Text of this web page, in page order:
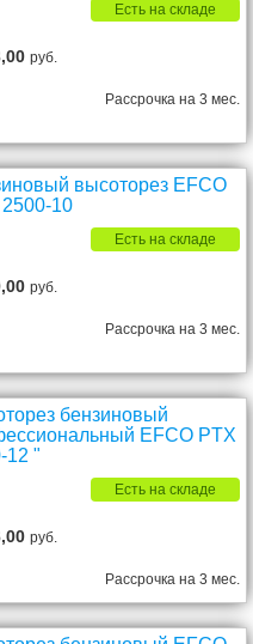
Есть на складе
руб.
Рассрочка на 3 мес.
высоторез EFCO
10
Есть на складе
руб.
Рассрочка на 3 мес.
бензиновый
EFCO PTX
12 "
Есть на складе
руб.
Рассрочка на 3 мес.